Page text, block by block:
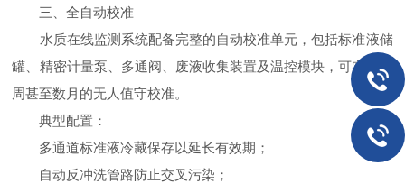
三、全自动校准
水质在线监测系统配备完整的自动校准单元，包括标准液储
罐、精密计量泵、多通阀、废液收集装置及温控模块，可实现数
周甚至数月的无人值守校准。
典型配置：
多通道标准液冷藏保存以延长有效期；
自动反冲洗管路防止交叉污染；